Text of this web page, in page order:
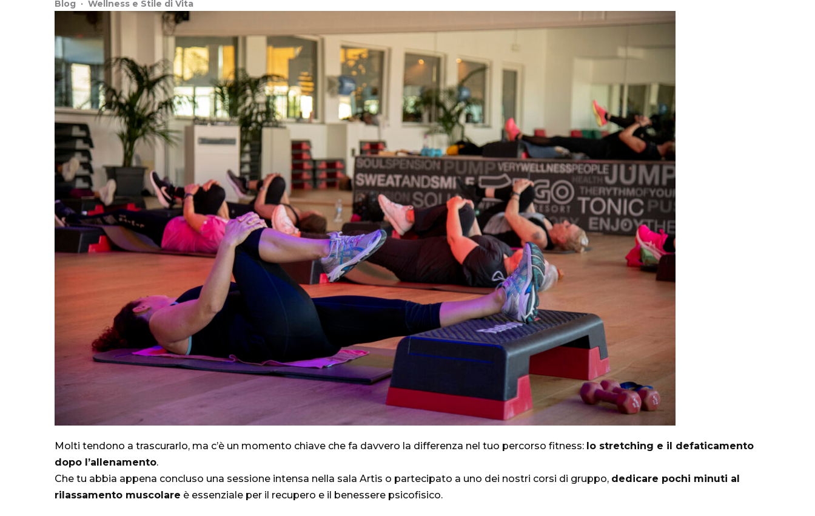
Blog · Wellness e Stile di Vita
Molti tendono a trascurarlo, ma c’è un momento chiave che fa davvero la differenza nel tuo percorso fitness: lo stretching e il defaticamento
dopo l’allenamento.
Che tu abbia appena concluso una sessione intensa nella sala Artis o partecipato a uno dei nostri corsi di gruppo, dedicare pochi minuti al
rilassamento muscolare è essenziale per il recupero e il benessere psicofisico.